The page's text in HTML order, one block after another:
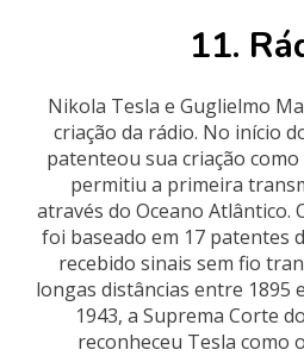
11.
Nikola Tesla e Guglielmo
criação da rádio. No início
patenteou sua criação
permitiu a primeira
através do Oceano Atlântico.
foi baseado em 17 patentes
recebido sinais sem fio
longas distâncias entre 1895
1943, a Suprema Corte
reconheceu Tesla como